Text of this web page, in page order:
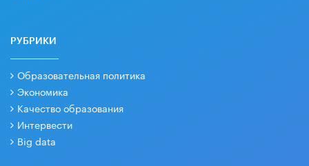
РУБРИКИ
Образовательная политика
Экономика
Качество образования
Интервести
Big data